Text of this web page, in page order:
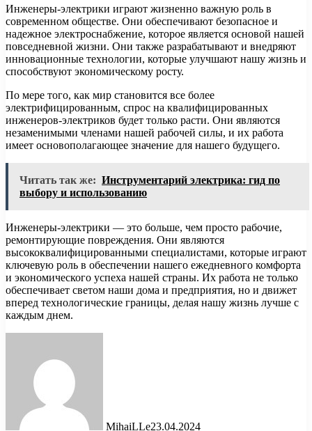
Инженеры-электрики играют жизненно важную роль в
современном обществе. Они обеспечивают безопасное и
надежное электроснабжение, которое является основой нашей
повседневной жизни. Они также разрабатывают и внедряют
инновационные технологии, которые улучшают нашу жизнь и
способствуют экономическому росту.
По мере того, как мир становится все более
электрифицированным, спрос на квалифицированных
инженеров-электриков будет только расти. Они являются
незаменимыми членами нашей рабочей силы, и их работа
имеет основополагающее значение для нашего будущего.
Читать так же: Инструментарий электрика: гид по
выбору и использованию
Инженеры-электрики — это больше, чем просто рабочие,
ремонтирующие повреждения. Они являются
высококвалифицированными специалистами, которые играют
ключевую роль в обеспечении нашего ежедневного комфорта
и экономического успеха нашей страны. Их работа не только
обеспечивает светом наши дома и предприятия, но и движет
вперед технологические границы, делая нашу жизнь лучше с
каждым днем.
MihaiLLe23.04.2024